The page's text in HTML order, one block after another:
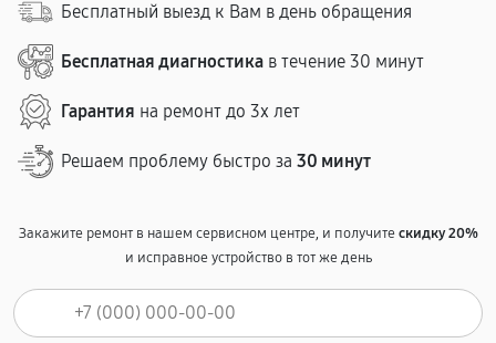
Бесплатный выезд к Вам в день обращения
Бесплатная диагностика в течение 30 минут
Гарантия на ремонт до 3х лет
Решаем проблему быстро за 30 минут
Закажите ремонт в нашем сервисном центре, и получитескидку 20%
и исправное устройство в тот же день